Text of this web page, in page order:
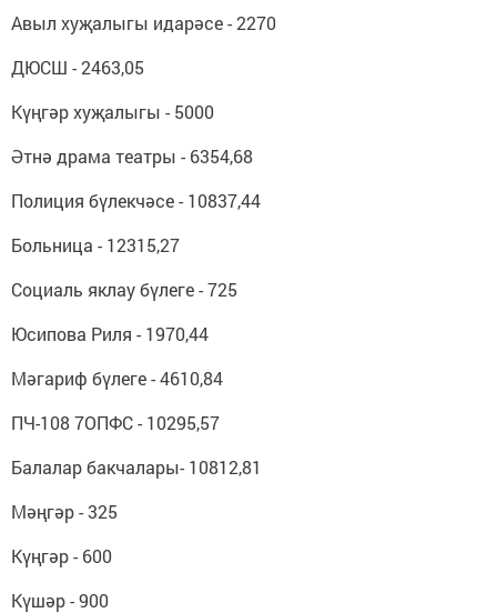
Авыл хуҗалыгы идарәсе - 2270
ДЮСШ - 2463,05
Күңгәр хуҗалыгы - 5000
Әтнә драма театры - 6354,68
Полиция бүлекчәсе - 10837,44
Больница - 12315,27
Социаль яклау бүлеге - 725
Юсипова Риля - 1970,44
Мәгариф бүлеге - 4610,84
ПЧ-108 7ОПФС - 10295,57
Балалар бакчалары- 10812,81
Мәңгәр - 325
Күңгәр - 600
Күшәр - 900